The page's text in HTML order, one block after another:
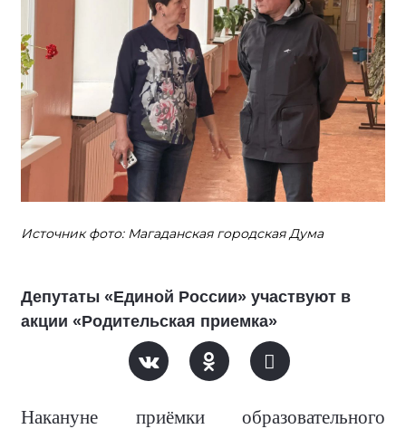
Источник фото: Магаданская городская Дума
Депутаты «Единой России» участвуют в
акции «Родительская приемка»
Накануне приёмки образовательного